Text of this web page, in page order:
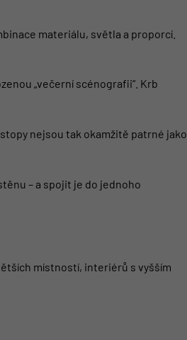
materiálu, světla a proporcí.
„večerní scénografii“. Krb
nejsou tak okamžitě patrné jako
– a spojit je do jednoho
místností, interiérů s vyšším